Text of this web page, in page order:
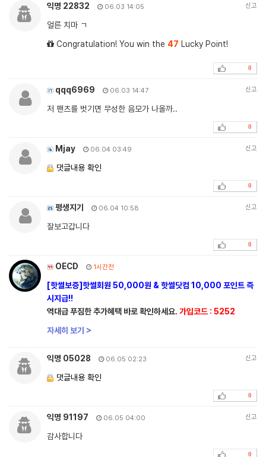
익명 22832 06.03 14:05 신고
얼른 치마 ㄱ
Congratulation! You win the 47 Lucky Point!
0
qqq6969 06.03 14:47 신고
저 팬츠를 벗기면 무성한 음모가 나올까..
0
Mjay 06.04 03:49 신고
댓글내용 확인
0
평생지기 06.04 10:58 신고
잘보고갑니다
0
OECD 1시간전
[핫썰보증]핫썰회원 50,000원 & 핫썰닷컴 10,000 포인트 즉
시지급!!
역대급 푸짐한 추가혜택 바로 확인하세요. 가입코드 : 5252
자세히 보기 >
익명 05028 06.05 02:23 신고
댓글내용 확인
0
익명 91197 06.05 04:00 신고
감사합니다
0